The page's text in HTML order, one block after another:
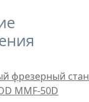
фрезерный
MMF-50D